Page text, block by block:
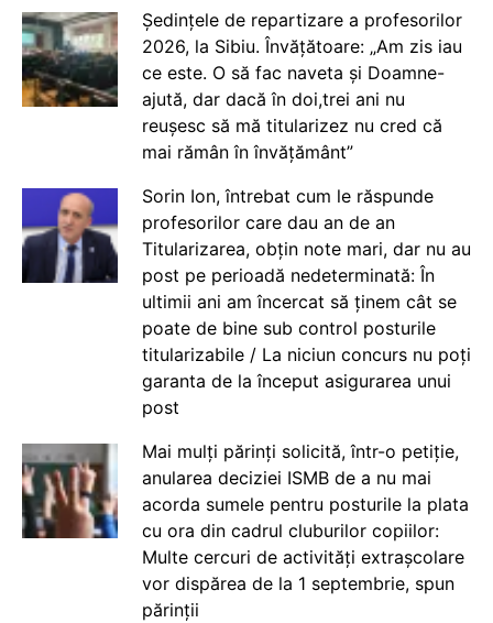
Ședințele de repartizare a profesorilor
2026, la Sibiu. Învățătoare: „Am zis iau
ce este. O să fac naveta și Doamne-
ajută, dar dacă în doi,trei ani nu
reușesc să mă titularizez nu cred că
mai rămân în învățământ”
Sorin Ion, întrebat cum le răspunde
profesorilor care dau an de an
Titularizarea, obțin note mari, dar nu au
post pe perioadă nedeterminată: În
ultimii ani am încercat să ținem cât se
poate de bine sub control posturile
titularizabile / La niciun concurs nu poți
garanta de la început asigurarea unui
post
Mai mulți părinți solicită, într-o petiție,
anularea deciziei ISMB de a nu mai
acorda sumele pentru posturile la plata
cu ora din cadrul cluburilor copiilor:
Multe cercuri de activități extrașcolare
vor dispărea de la 1 septembrie, spun
părinții